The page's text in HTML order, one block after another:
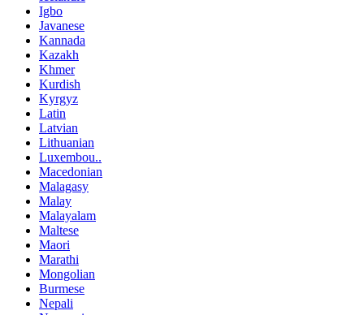
Igbo
Javanese
Kannada
Kazakh
Khmer
Kurdish
Kyrgyz
Latin
Latvian
Lithuanian
Luxembou..
Macedonian
Malagasy
Malay
Malayalam
Maltese
Maori
Marathi
Mongolian
Burmese
Nepali